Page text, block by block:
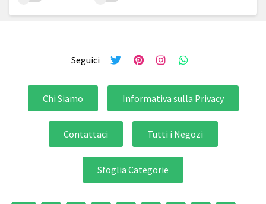
Seguici
Chi Siamo Informativa sulla Privacy
Contattaci Tutti i Negozi
Sfoglia Categorie